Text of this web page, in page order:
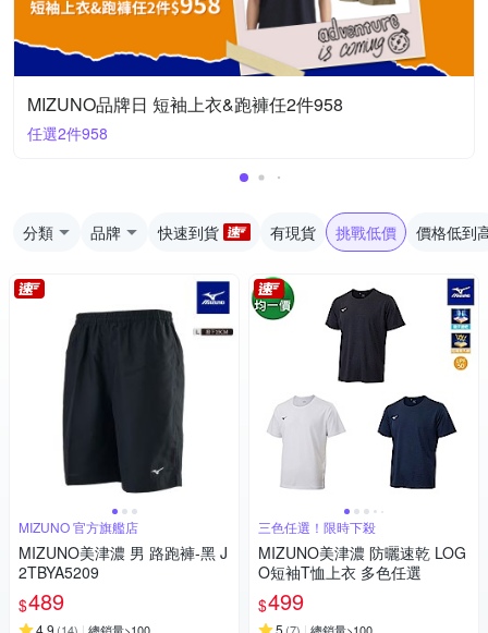
MIZUNO品牌日 短袖上衣&跑褲任2件958
任選2件958
分類 品牌 快速到貨 有現貨 挑戰低價 價格低到
MIZUNO 官方旗艦店
MIZUNO美津濃 男 路跑褲-黑 J
2TBYA5209
$489
三色任選！限時下殺
MIZUNO美津濃 防曬速乾 LOG
O短袖T恤上衣 多色任選
$499